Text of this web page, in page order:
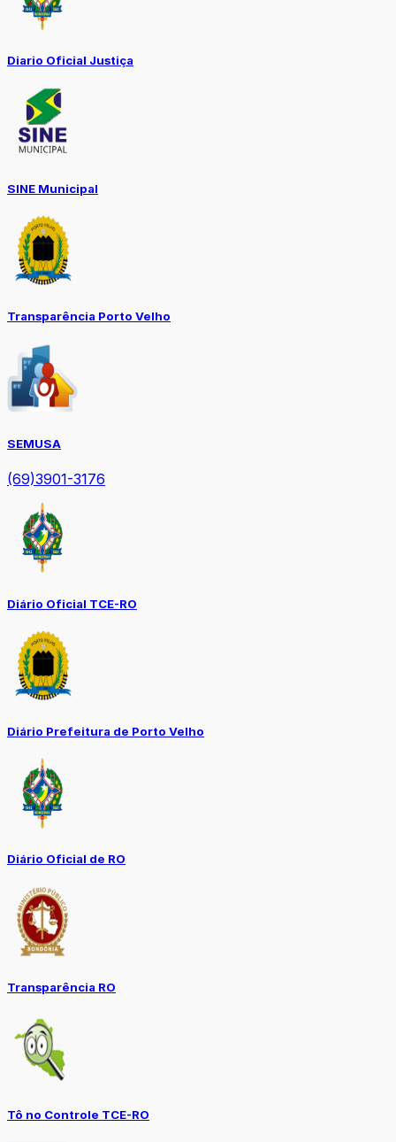
Diario Oficial Justiça
SINE Municipal
Transparência Porto Velho
SEMUSA
(69)3901-3176
Diário Oficial TCE-RO
Diário Prefeitura de Porto Velho
Diário Oficial de RO
Transparência RO
Tô no Controle TCE-RO